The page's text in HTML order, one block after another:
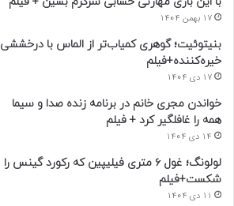
17 بهمن 1404
بنیتوئیت؛ گوهری کمیاب‌تر از الماس با درخششی
خیره‌کننده+فیلم
17 دی 1404
خواندن مجری خانم در برنامه زنده صدا و سیما
همه را غافلگیر کرد + فیلم
14 دی 1404
لولونگ؛ غول ۶ متری فیلیپین که رکورد گینس را
شکست+فیلم
11 دی 1404